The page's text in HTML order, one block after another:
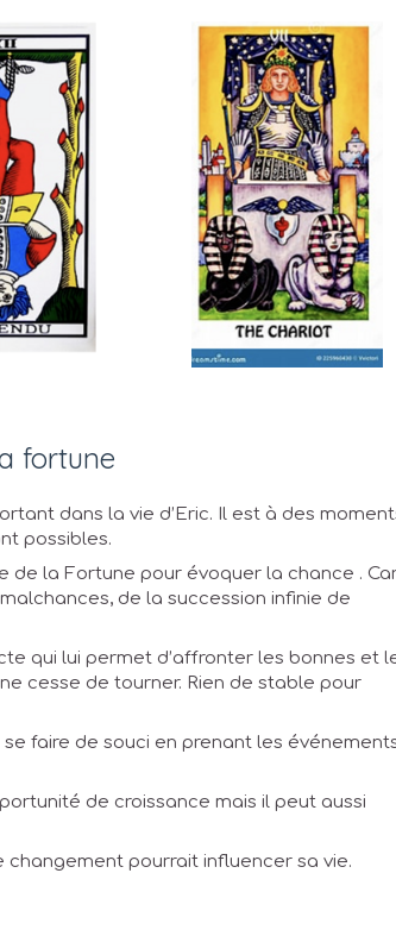
fortune
dans la vie d’Eric. Il est à des
possibles.
de la Fortune pour évoquer la chance .
de la succession infinie de
qui lui permet d’affronter les bonnes et
cesse de tourner. Rien de stable pour
faire de souci en prenant les
de croissance mais il peut aussi
pourrait influencer sa vie.